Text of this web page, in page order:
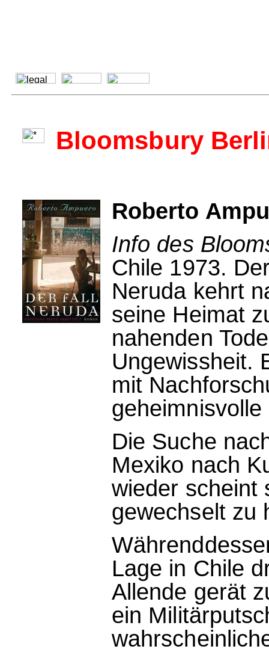
Bloomsbury
Roberto
Info des
Chile 1973.
Neruda kehrt
seine Heimat
nahenden
Ungewissheit.
mit
geheimnisvolle
Die Suche
Mexiko nach
wieder scheint
gewechselt zu
Lage in Chile
Allende gerät
ein